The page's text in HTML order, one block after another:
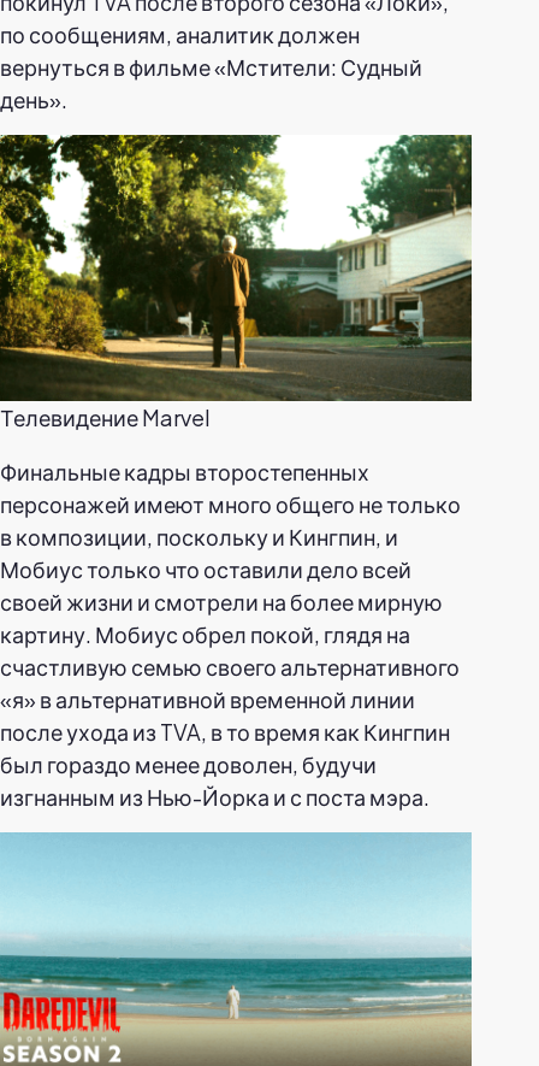
по сообщениям, аналитик должен
вернуться в фильме «Мстители: Судный
день».
Телевидение Marvel
Финальные кадры второстепенных
персонажей имеют много общего не только
в композиции, поскольку и Кингпин, и
Мобиус только что оставили дело всей
своей жизни и смотрели на более мирную
картину. Мобиус обрел покой, глядя на
счастливую семью своего альтернативного
«я» в альтернативной временной линии
после ухода из TVA, в то время как Кингпин
был гораздо менее доволен, будучи
изгнанным из Нью-Йорка и с поста мэра.